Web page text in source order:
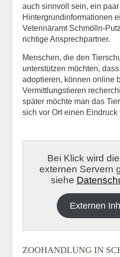
auch sinnvoll sein, ein paar
Hintergrundinformationen
Veterinäramt Schmölln-
richtige Ansprechpartner.
Menschen, die den
unterstützen möchten,
adoptieren, können online
Vermittlungstieren
später möchte man das
sich vor Ort einen Eindruck
Bei Klick wird
externen Servern
siehe
Externen
ZOOHANDLUNG IN